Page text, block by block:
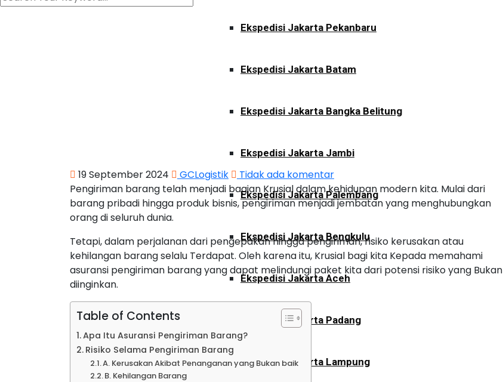
Ekspedisi Jakarta Pekanbaru
Ekspedisi Jakarta Batam
Ekspedisi Jakarta Bangka Belitung
Ekspedisi Jakarta Jambi
Ekspedisi Jakarta Palembang
Ekspedisi Jakarta Bengkulu
Ekspedisi Jakarta Aceh
Ekspedisi Jakarta Padang
Ekspedisi Jakarta Lampung
19 September 2024 GCLogistik
Tidak ada komentar
Pengiriman barang telah menjadi bagian Krusial dalam kehidupan modern kita. Mulai dari
barang pribadi hingga produk bisnis, pengiriman menjadi jembatan yang menghubungkan
orang di seluruh dunia.
Tetapi, dalam perjalanan dari pengepakan hingga pengiriman, risiko kerusakan atau
kehilangan barang selalu Terdapat. Oleh karena itu, Krusial bagi kita Kepada memahami
asuransi pengiriman barang yang dapat melindungi paket kita dari potensi risiko yang Bukan
diinginkan.
Table of Contents
Apa Itu Asuransi Pengiriman Barang?
Risiko Selama Pengiriman Barang
A. Kerusakan Akibat Penanganan yang Bukan baik
B. Kehilangan Barang